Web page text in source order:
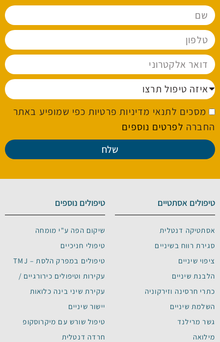
מסכים לתנאי מדיניות פרטיות כפי שמופיע באתר
החברה לפרטים נוספים
שלח
טיפולים אסתטיים
אסתטיקה דנטלית
סגירת רווח בשיניים
ציפוי שיניים
הלבנת שיניים
כתרי חרסינה וזירקוניה
השלמת שיניים
גשר מרילנד
מילואה
טיפולים נוספים
שיקום הפה ע"י מומחה
טיפולי חניכיים
טיפולים במפרק הלסת – TMJ
עקירות וטיפולים כירורגיים /
עקירת שיני בינה כלואות
יישור שיניים
טיפול שורש עם מיקרוסקופ
חרדה דנטלית